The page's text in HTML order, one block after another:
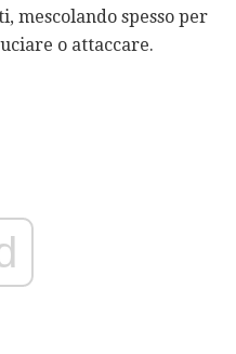
mescolando spesso per
o attaccare.